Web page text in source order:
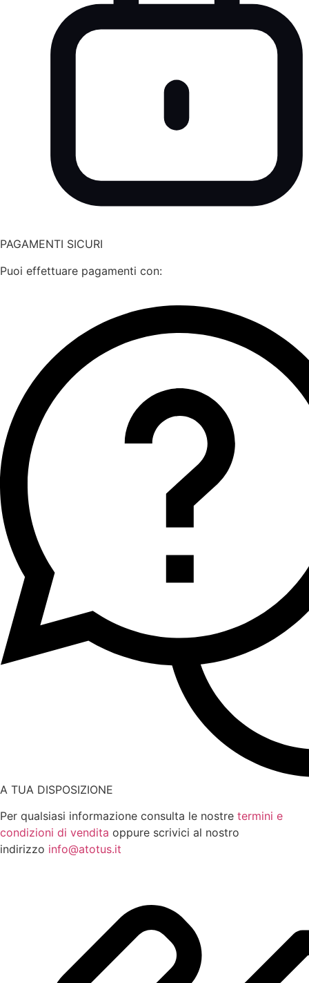
PAGAMENTI SICURI
Puoi effettuare pagamenti con:
A TUA DISPOSIZIONE
Per qualsiasi informazione consulta le nostre termini e
condizioni di vendita oppure scrivici al nostro
indirizzo info@atotus.it